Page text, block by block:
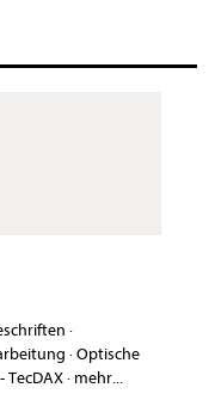
·
·Optische
TecDAX· mehr...